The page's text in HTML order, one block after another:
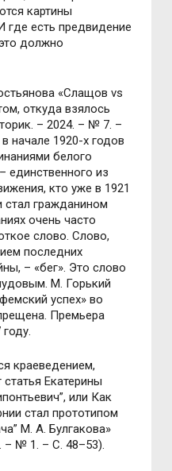
картины
где есть предвидение
должно
«Слащов vs
откуда взялось
– 2024. – № 7. –
начале 1920-х годов
белого
единственного из
кто уже в 1921
стал гражданином
очень часто
слово. Слово,
последних
– «бег». Это слово
М. Горький
успех» во
Премьера
краеведением,
Екатерины
или Как
стал прототипом
М. А. Булгакова»
– № 1. – С. 48–53).